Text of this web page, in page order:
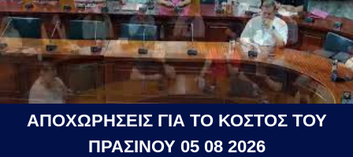
ΑΠΟΧΩΡΗΣΕΙΣ ΓΙΑ ΤΟ ΚΟΣΤΟΣ ΤΟΥ
ΠΡΑΣΙΝΟΥ 05 08 2026